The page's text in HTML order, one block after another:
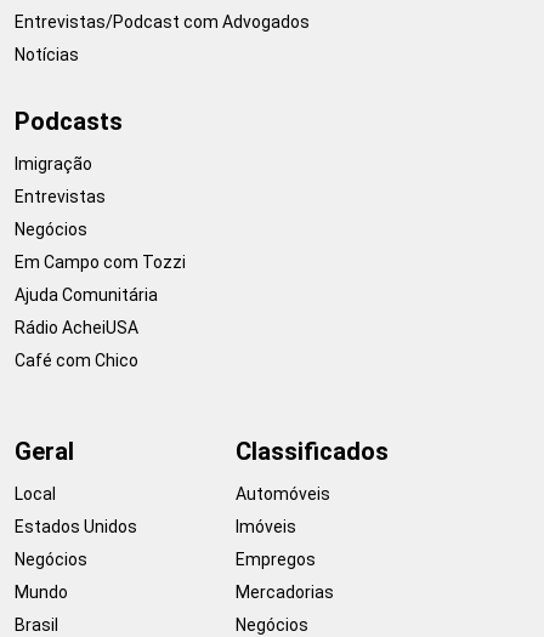
Entrevistas/Podcast com Advogados
Notícias
Podcasts
Imigração
Entrevistas
Negócios
Em Campo com Tozzi
Ajuda Comunitária
Rádio AcheiUSA
Café com Chico
Geral
Local
Estados Unidos
Negócios
Mundo
Brasil
Classificados
Automóveis
Imóveis
Empregos
Mercadorias
Negócios